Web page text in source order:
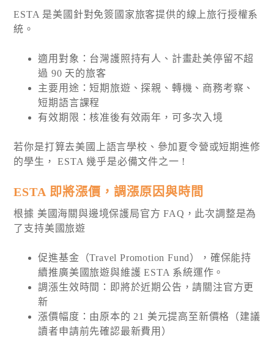
ESTA 是美國針對免簽國家旅客提供的線上旅行授權系
統。
適用對象：台灣護照持有人、計畫赴美停留不超
過 90 天的旅客
主要用途：短期旅遊、探親、轉機、商務考察、
短期語言課程
有效期限：核准後有效兩年，可多次入境
若你是打算去美國上語言學校、參加夏令營或短期進修
的學生， ESTA 幾乎是必備文件之一 !
ESTA 即將漲價，調漲原因與時間
根據 美國海關與邊境保護局官方 FAQ，此次調整是為
了支持美國旅遊
促進基金（Travel Promotion Fund），確保能持
續推廣美國旅遊與維護 ESTA 系統運作。
調漲生效時間：即將於近期公告，請關注官方更
新
漲價幅度：由原本的 21 美元提高至新價格（建議
讀者申請前先確認最新費用）